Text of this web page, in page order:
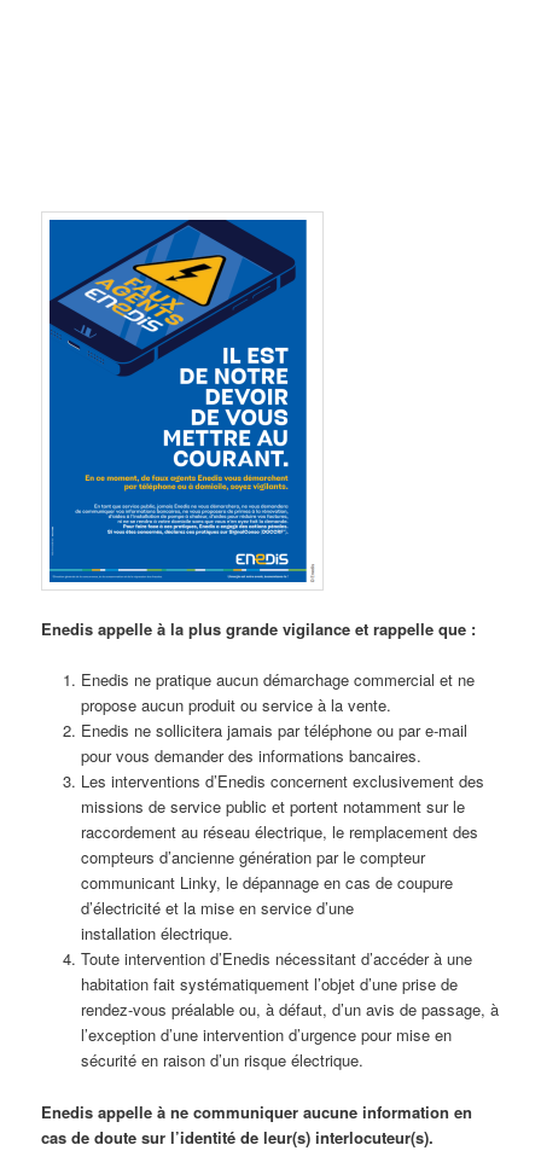
Enedis appelle à la plus grande vigilance et rappelle que :
Enedis ne pratique aucun démarchage commercial et ne
propose aucun produit ou service à la vente.
Enedis ne sollicitera jamais par téléphone ou par e-mail
pour vous demander des informations bancaires.
Les interventions d’Enedis concernent exclusivement des
missions de service public et portent notamment sur le
raccordement au réseau électrique, le remplacement des
compteurs d’ancienne génération par le compteur
communicant Linky, le dépannage en cas de coupure
d’électricité et la mise en service d’une
installation électrique.
Toute intervention d’Enedis nécessitant d’accéder à une
habitation fait systématiquement l’objet d’une prise de
rendez-vous préalable ou, à défaut, d’un avis de passage, à
l’exception d’une intervention d’urgence pour mise en
sécurité en raison d’un risque électrique.
Enedis appelle à ne communiquer aucune information en
cas de doute sur l’identité de leur(s) interlocuteur(s).